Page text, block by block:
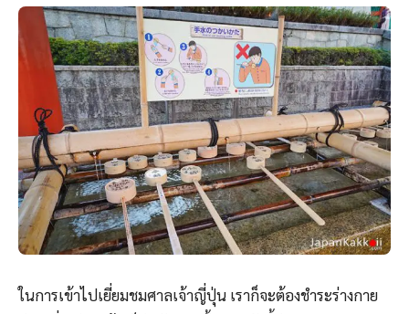
ในการเข้าไปเยี่ยมชมศาลเจ้าญี่ปุ่น เราก็จะต้องชำระร่างกาย